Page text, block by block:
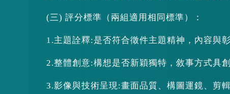
(三) 評分標準（兩組適用相同標準）：
1.主題詮釋:是否符合徵件主題精神，內容與
2.整體創意:構想是否新穎獨特，敘事方式具
3.影像與技術呈現:畫面品質、構圖運鏡、剪